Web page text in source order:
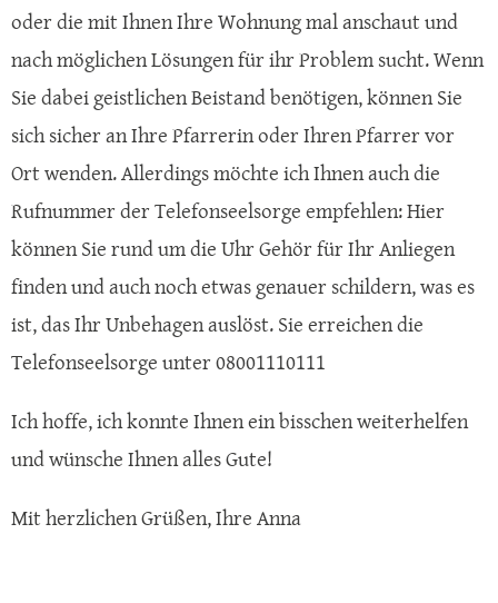
oder die mit Ihnen Ihre Wohnung mal anschaut und
nach möglichen Lösungen für ihr Problem sucht. Wenn
Sie dabei geistlichen Beistand benötigen, können Sie
sich sicher an Ihre Pfarrerin oder Ihren Pfarrer vor
Ort wenden. Allerdings möchte ich Ihnen auch die
Rufnummer der Telefonseelsorge empfehlen: Hier
können Sie rund um die Uhr Gehör für Ihr Anliegen
finden und auch noch etwas genauer schildern, was es
ist, das Ihr Unbehagen auslöst. Sie erreichen die
Telefonseelsorge unter 08001110111
Ich hoffe, ich konnte Ihnen ein bisschen weiterhelfen
und wünsche Ihnen alles Gute!
Mit herzlichen Grüßen, Ihre Anna